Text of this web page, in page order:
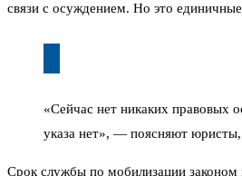
связи с осуждением. Но это
«Сейчас нет никаких правовых
указа нет», — поясняют
Срок службы по мобилизации законом